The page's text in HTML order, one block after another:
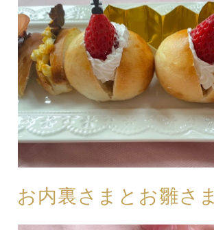
お内裏さまとお雛さま